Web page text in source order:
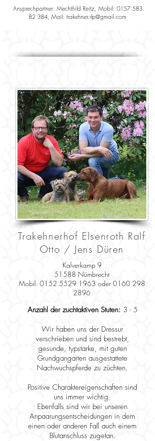
Ansprechpartner: Mechthild Reitz, Mobil: 0157 583
82 384, Mail: trakehner.rlp@gmail.com
Trakehnerhof Elsenroth Ralf
Otto / Jens Düren
Kalverkamp 9
51588 Nümbrecht
Mobil: 0152 5529 1963 oder 0160 298
2896
Anzahl der zuchtaktiven Stuten: 3 - 5
Wir haben uns der Dressur
verschrieben und sind bestrebt,
gesunde, typstarke, mit guten
Grundgangarten ausgestattete
Nachwuchspferde zu züchten.​
Positive Charaktereigenschaften sind
uns immer wichtig.
Ebenfalls sind wir bei unseren
Anpaarungsentscheidungen in dem
einen oder anderen Fall auch einem
Blutanschluss zugetan.